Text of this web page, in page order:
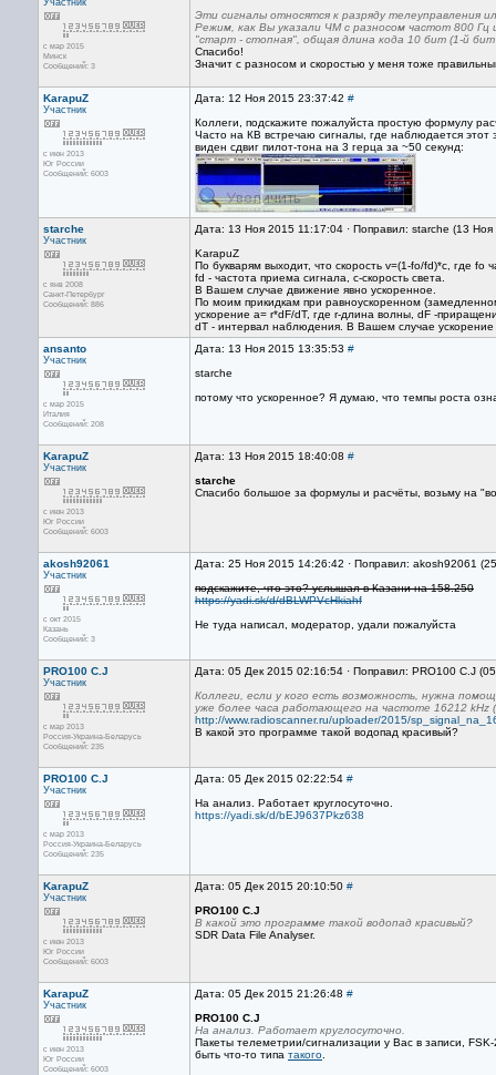
Участник
с мар 2015
Минск
Сообщений: 3
Эти сигналы относятся к разряду телеуправления
Режим, как Вы указали ЧМ с разносом частот 800 Гц
"старт - стопная", общая длина кода 10 бит (1-й
Спасибо!
Значит с разносом и скоростью у меня тоже
KarapuZ
Участник
с июн 2013
Юг России
Сообщений: 6003
Дата: 12 Ноя 2015 23:37:42 #
Коллеги, подскажите пожалуйста простую формулу
Часто на КВ встречаю сигналы, где наблюдается
виден сдвиг пилот-тона на 3 герца за ~50 секунд:
starche
Участник
с янв 2008
Санкт-Петербург
Сообщений: 886
Дата: 13 Ноя 2015 11:17:04 · Поправил: starche (13
KarapuZ
По букварям выходит, что скорость v=(1-fo/fd)*c, где fo
fd - частота приема сигнала, c-скорость света.
В Вашем случае движение явно ускоренное.
По моим прикидкам при равноускоренном
ускорение a= r*dF/dT, где r-длина волны, dF -
dT - интервал наблюдения. В Вашем случае ускорение
ansanto
Участник
с мар 2015
Италия
Сообщений: 208
Дата: 13 Ноя 2015 13:35:53 #
starche
потому что ускоренное? Я думаю, что темпы роста
KarapuZ
Участник
с июн 2013
Юг России
Сообщений: 6003
Дата: 13 Ноя 2015 18:40:08 #
starche
Спасибо большое за формулы и расчёты, возьму на
akosh92061
Участник
с окт 2015
Казань
Сообщений: 3
Дата: 25 Ноя 2015 14:26:42 · Поправил: akosh92061
подскажите, что это? услышал в Казани на 158.250
https://yadi.sk/d/dBLWPVcHkiahf
Не туда написал, модератор, удали пожалуйста
PRO100 C.J
Участник
с мар 2013
Россия-Украина-Беларусь
Сообщений: 235
Дата: 05 Дек 2015 02:16:54 · Поправил: PRO100 C.J
Коллеги, если у кого есть возможность, нужна
уже более часа работающего на частоте 16212 kHz
http://www.radioscanner.ru/uploader/2015/
В какой это программе такой водопад красивый?
PRO100 C.J
Участник
с мар 2013
Россия-Украина-Беларусь
Сообщений: 235
Дата: 05 Дек 2015 02:22:54 #
На анализ. Работает круглосуточно.
https://yadi.sk/d/bEJ9637Pkz638
KarapuZ
Участник
с июн 2013
Юг России
Сообщений: 6003
Дата: 05 Дек 2015 20:10:50 #
PRO100 C.J
В какой это программе такой водопад красивый?
SDR Data File Analyser.
KarapuZ
Участник
с июн 2013
Юг России
Сообщений: 6003
Дата: 05 Дек 2015 21:26:48 #
PRO100 C.J
На анализ. Работает круглосуточно.
Пакеты телеметрии/сигнализации у Вас в записи,
быть что-то типа такого